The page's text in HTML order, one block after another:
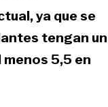
ya que se
tengan un
5,5 en